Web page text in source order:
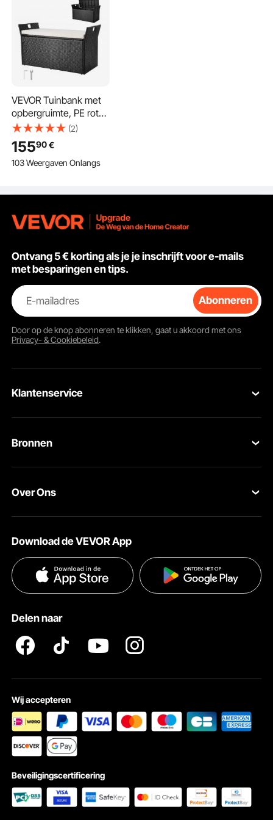
VEVOR Tuinbank met
opbergruimte, PE rotan
opbergkist, kistbank
met kussens en
handgrepen aan de
zijkant, ondersteunt tot
x 55 x 70 cm
(2)
15590€
103 Weergaven Onlangs
Ontvang 5 € korting als je je inschrijft voor e-mails
met besparingen en tips.
E-mailadres Abonneren
Door op de knopabonneren te klikken, gaat u akkoord met ons
Privacy- & Cookiebeleid.
Klantenservice
Retourneren en vervangingen
Hulp en veelgestelde vragen
Bronnen
Pro-ledenprogramma
Over Ons
Voorwaarden van de dienst
Privacybeleid
Download de VEVOR App
Delen naar
Wij accepteren
Beveiligingscertificering